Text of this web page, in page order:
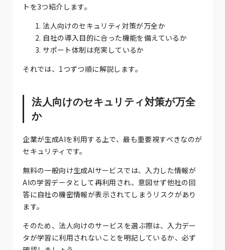
トを3つ紹介します。
法人向けのセキュリティ対策が万全か
自社の導入目的に合った機能を備えているか
サポート体制は充実しているか
それでは、1つずつ順に解説します。
法人向けのセキュリティ対策が万全
か
企業が生成AIを利用する上で、最も重要視すべきなのが
セキュリティです。
無料の一般向け生成AIサービスでは、入力した情報が
AIの学習データとして再利用され、意図せず他社の回
答に自社の機密情報が表示されてしまうリスクがあり
ます。
そのため、法人向けのサービスを選ぶ際は、入力デー
タが学習に利用されないことを明記しているか、必ず